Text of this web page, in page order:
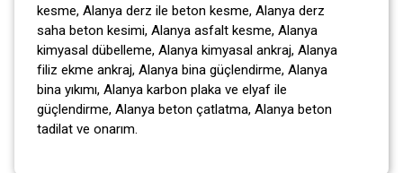
kesme, Alanya derz ile beton kesme, Alanya derz
saha beton kesimi, Alanya asfalt kesme, Alanya
kimyasal dübelleme, Alanya kimyasal ankraj, Alanya
filiz ekme ankraj, Alanya bina güçlendirme, Alanya
bina yıkımı, Alanya karbon plaka ve elyaf ile
güçlendirme, Alanya beton çatlatma, Alanya beton
tadilat ve onarım.